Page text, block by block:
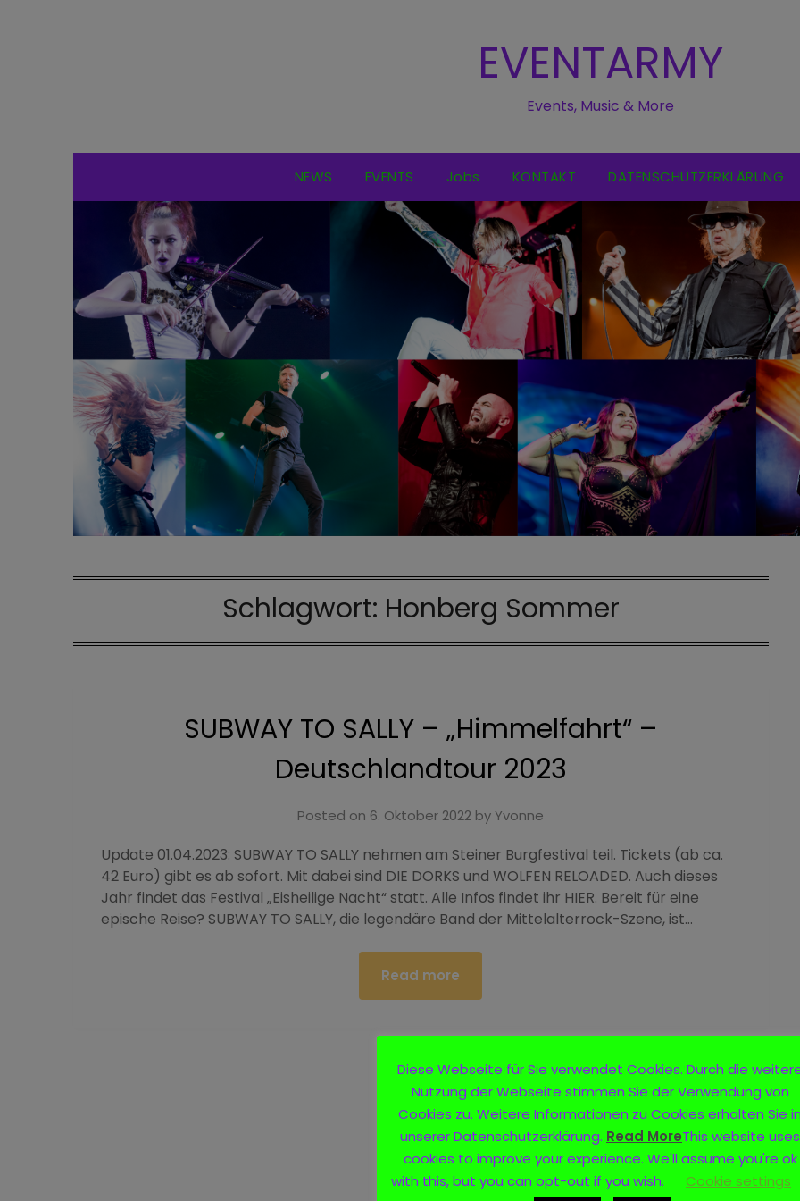
EVENTARMY
Events, Music & More
NEWS EVENTS Jobs KONTAKT DATENSCHUTZERKLÄRUNG
Schlagwort: Honberg Sommer
SUBWAY TO SALLY – „Himmelfahrt“ –
Deutschlandtour 2023
Posted on 6. Oktober 2022 byYvonne
Update 01.04.2023: SUBWAY TO SALLY nehmen am Steiner Burgfestival teil. Tickets (ab ca.
42 Euro) gibt es ab sofort. Mit dabei sind DIE DORKS und WOLFEN RELOADED. Auch dieses
Jahr findet das Festival „Eisheilige Nacht“ statt. Alle Infos findet ihr HIER. Bereit für eine
epische Reise? SUBWAY TO SALLY, die legendäre Band der Mittelalterrock-Szene, ist…
Read more
Diese Webseite für Sie verwendet Cookies. Durch die
Nutzung der Webseite stimmen Sie der Verwendung von
Cookies zu. Weitere Informationen zu Cookies erhalten Sie
unserer Datenschutzerklärung. Read MoreThis website uses
cookies to improve your experience. We'll assume you're ok
with this, but you can opt-out if you wish.
Cookie settings